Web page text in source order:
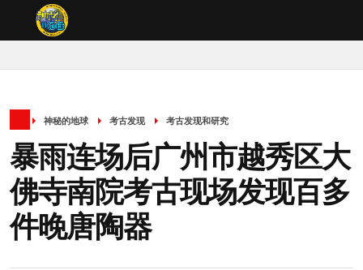
神秘的地球 考古发现 考古发现和研究
暴雨连场后广州市越秀区大
佛寺南院考古现场发现百多
件晚唐陶器